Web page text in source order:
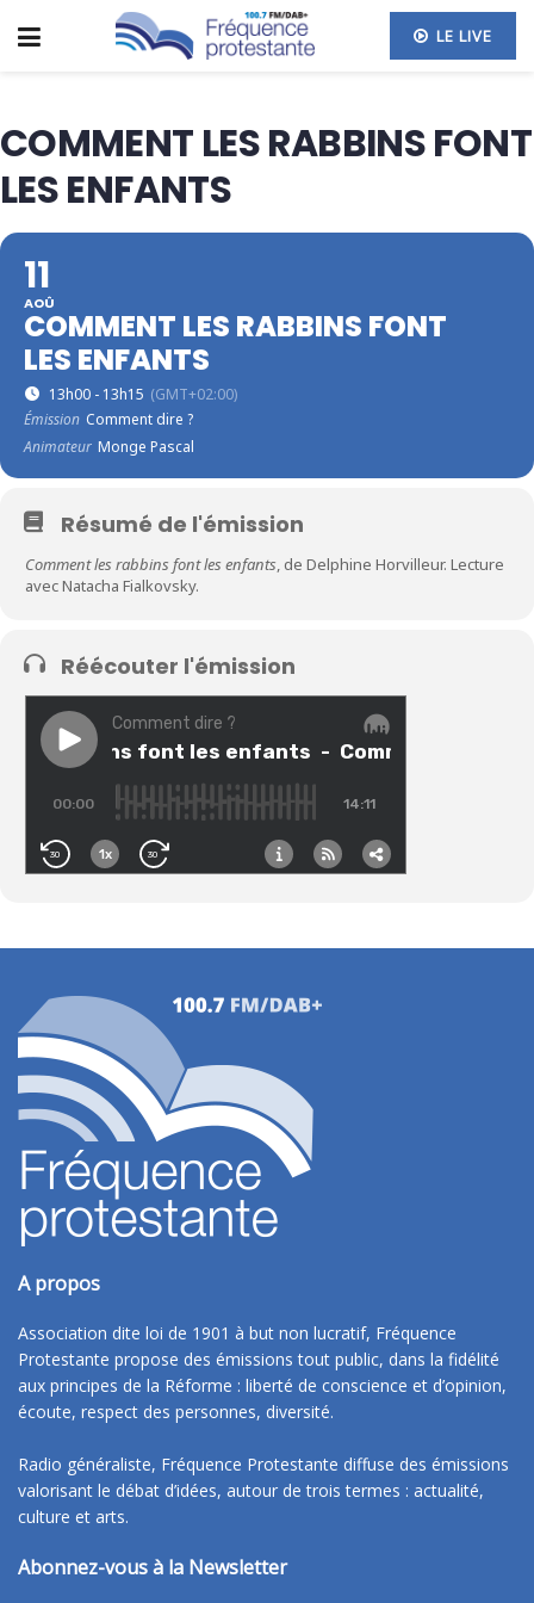
LE LIVE
COMMENT LES RABBINS FONT
LES ENFANTS
11
AOÛ
COMMENT LES RABBINS FONT
LES ENFANTS
13h00 - 13h15 (GMT+02:00)
Émission Comment dire ?
Animateur Monge Pascal
Résumé de l'émission
Comment les rabbins font les enfants, de Delphine Horvilleur. Lecture
avec Natacha Fialkovsky.
Réécouter l'émission
A propos
Association dite loi de 1901 à but non lucratif, Fréquence
Protestante propose des émissions tout public, dans la fidélité
aux principes de la Réforme : liberté de conscience et d’opinion,
écoute, respect des personnes, diversité.
Radio généraliste, Fréquence Protestante diffuse des émissions
valorisant le débat d’idées, autour de trois termes : actualité,
culture et arts.
Abonnez-vous à la Newsletter